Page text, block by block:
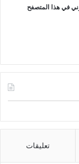
في هذا المتصفح
تعليقات